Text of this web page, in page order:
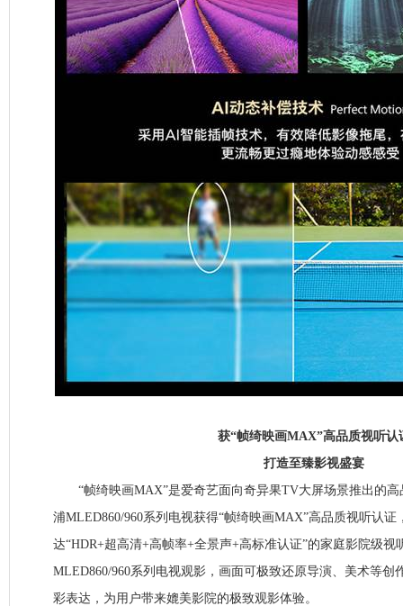
获“帧绮映画MAX”高品质视听认
打造至臻影视盛宴
“帧绮映画MAX”是爱奇艺面向奇异果TV大屏场景推出的高
浦MLED860/960系列电视获得“帧绮映画MAX”高品质视听认证
达“HDR+超高清+高帧率+全景声+高标准认证”的家庭影院级视
MLED860/960系列电视观影，画面可极致还原导演、美术等创
彩表达，为用户带来媲美影院的极致观影体验。